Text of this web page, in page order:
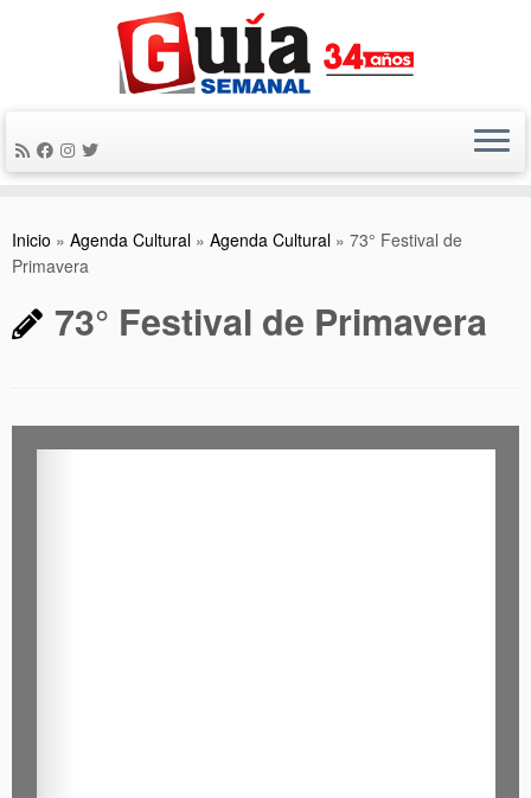
Inicio » Agenda Cultural » Agenda Cultural » 73° Festival de
Primavera
73° Festival de Primavera